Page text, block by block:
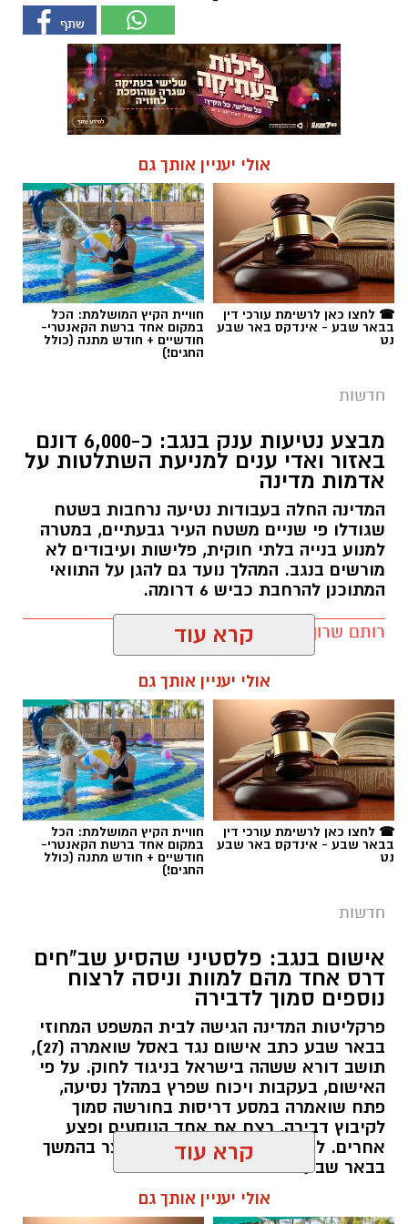
אולי יעניין אותך גם
☎ לחצו כאן לרשימת עורכי דין
בבאר שבע - אינדקס באר שבע
נט
חוויית הקיץ המושלמת: הכל
במקום אחד ברשת הקאנטרי-
חודשיים + חודש מתנה (כולל
החגים!)
חדשות
מבצע נטיעות ענק בנגב: כ-6,000 דונם
באזור ואדי ענים למניעת השתלטות על
אדמות מדינה
המדינה החלה בעבודות נטיעה נרחבות בשטח
שגודלו פי שניים משטח העיר גבעתיים, במטרה
למנוע בנייה בלתי חוקית, פלישות ועיבודים לא
מורשים בנגב. המהלך נועד גם להגן על התוואי
המתוכנן להרחבת כביש 6 דרומה.
רותם שרון / 11:32 08.08.26
תגים:רמ''י
קרדיט: רמ"י
המדינה, בהובלת החטיבה לשמירה על הקרקע
ברשות מקרקעי ישראל (רמ"י), מחדשת בימים אלה
קרא עוד
אולי יעניין אותך גם
☎ לחצו כאן לרשימת עורכי דין
בבאר שבע - אינדקס באר שבע
נט
חוויית הקיץ המושלמת: הכל
במקום אחד ברשת הקאנטרי-
חודשיים + חודש מתנה (כולל
החגים!)
חדשות
אישום בנגב: פלסטיני שהסיע שב"חים
דרס אחד מהם למוות וניסה לרצוח
נוספים סמוך לדבירה
פרקליטות המדינה הגישה לבית המשפט המחוזי
בבאר שבע כתב אישום נגד באסל שואמרה (27),
תושב דורא ששהה בישראל בניגוד לחוק. על פי
האישום, בעקבות ויכוח שפרץ במהלך נסיעה,
פתח שואמרה במסע דריסות בחורשה סמוך
לקיבוץ דבירה, רצח את אחד הנוסעים ופצע
אחרים. לאחר מכן נמלט מהזירה ונעצר בהמשך
בבאר שבע.
קרא עוד
אולי יעניין אותך גם